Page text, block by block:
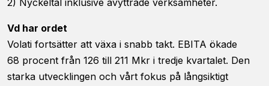
2) Nyckeltal inklusive avyttrade verksamheter.
Vd har ordet
Volati fortsätter att växa i snabb takt. EBITA ökade
68 procent från 126 till 211 Mkr i tredje kvartalet. Den
starka utvecklingen och vårt fokus på långsiktigt
Genom att dela
med dig av dina
intressen och ditt
beteende när du